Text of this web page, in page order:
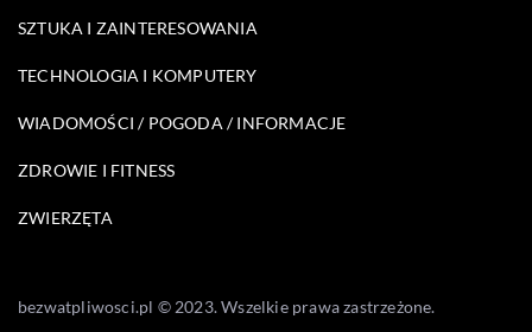
SZTUKA I ZAINTERESOWANIA
TECHNOLOGIA I KOMPUTERY
WIADOMOŚCI / POGODA / INFORMACJE
ZDROWIE I FITNESS
ZWIERZĘTA
bezwatpliwosci.pl © 2023. Wszelkie prawa zastrzeżone.